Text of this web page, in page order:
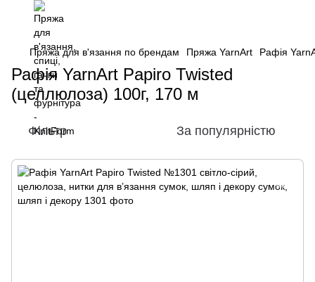
Пряжа для в'язання по брендам Пряжа YarnArt Рафія
Рафія YarnArt Papiro Twisted
(целлюлоза) 100г, 170 м
Фільтр За популярністю